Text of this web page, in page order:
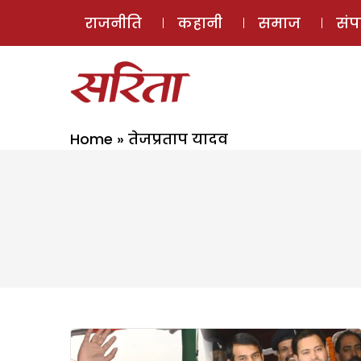
राजनीति कहानी समाज
Home » तेजप्रताप यादव